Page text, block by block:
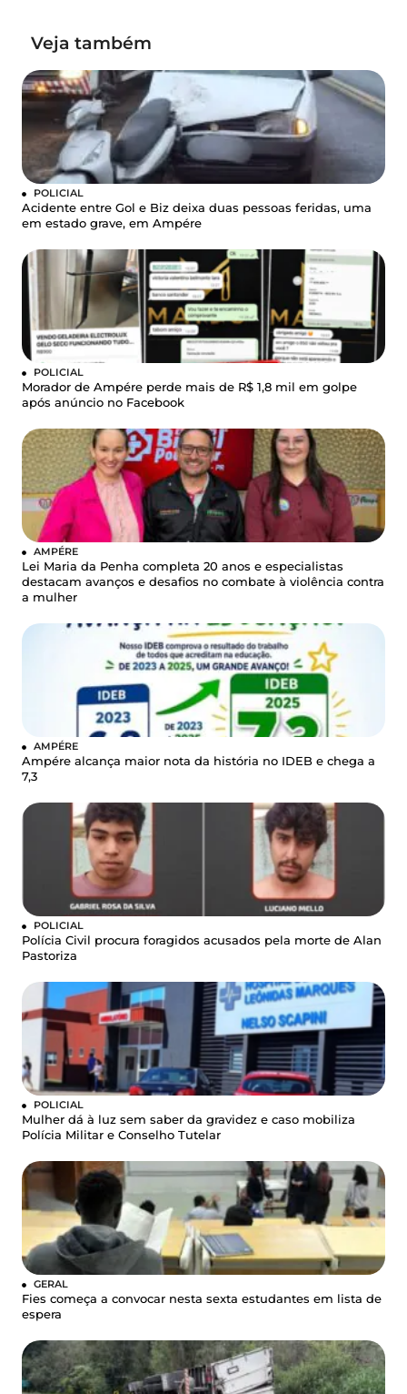
Veja também
POLICIAL
Acidente entre Gol e Biz deixa duas pessoas feridas, uma
em estado grave, em Ampére
POLICIAL
Morador de Ampére perde mais de R$ 1,8 mil em golpe
após anúncio no Facebook
AMPÉRE
Lei Maria da Penha completa 20 anos e especialistas
destacam avanços e desafios no combate à violência contra
a mulher
AMPÉRE
Ampére alcança maior nota da história no IDEB e chega a
7,3
POLICIAL
Polícia Civil procura foragidos acusados pela morte de Alan
Pastoriza
POLICIAL
Mulher dá à luz sem saber da gravidez e caso mobiliza
Polícia Militar e Conselho Tutelar
GERAL
Fies começa a convocar nesta sexta estudantes em lista de
espera